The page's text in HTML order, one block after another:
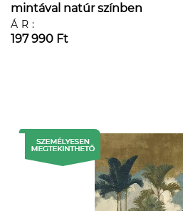
mintával natúr színben
ÁR:
197 990 Ft